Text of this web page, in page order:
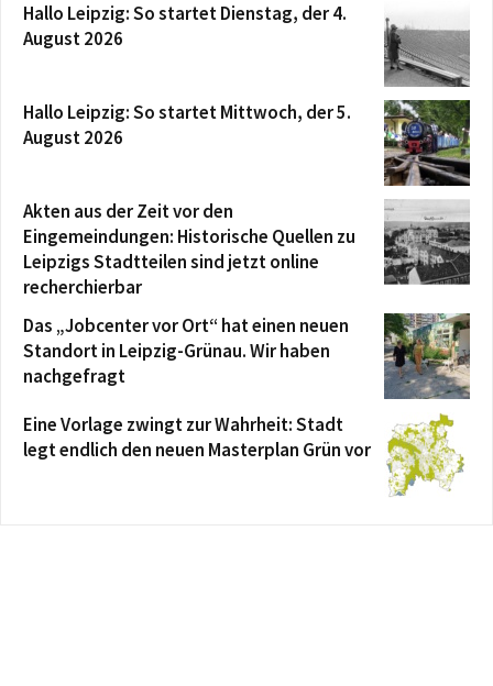
Hallo Leipzig: So startet Dienstag, der 4.
August 2026
Hallo Leipzig: So startet Mittwoch, der 5.
August 2026
Akten aus der Zeit vor den
Eingemeindungen: Historische Quellen zu
Leipzigs Stadtteilen sind jetzt online
recherchierbar
Das „Jobcenter vor Ort“ hat einen neuen
Standort in Leipzig-Grünau. Wir haben
nachgefragt
Eine Vorlage zwingt zur Wahrheit: Stadt
legt endlich den neuen Masterplan Grün vor